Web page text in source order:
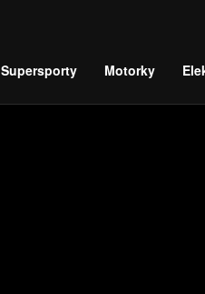
Supersporty Motorky